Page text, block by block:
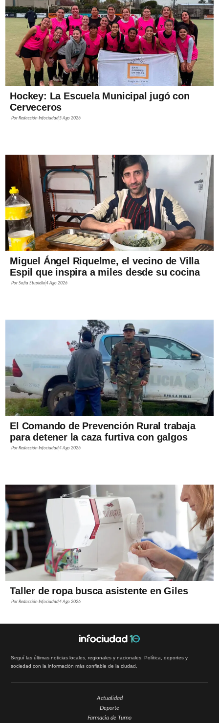
Hockey: La Escuela Municipal jugó con
Cerveceros
PorRedacción Infociudad5 Ago 2026
Miguel Ángel Riquelme, el vecino de Villa
Espil que inspira a miles desde su cocina
PorSofía Stupiello4 Ago 2026
El Comando de Prevención Rural trabaja
para detener la caza furtiva con galgos
PorRedacción Infociudad4 Ago 2026
Taller de ropa busca asistente en Giles
PorRedacción Infociudad4 Ago 2026
Seguí las últimas noticias locales, regionales y nacionales. Política, deportes y
sociedad con la información más confiable de la ciudad.
Actualidad
Deporte
Farmacia de Turno